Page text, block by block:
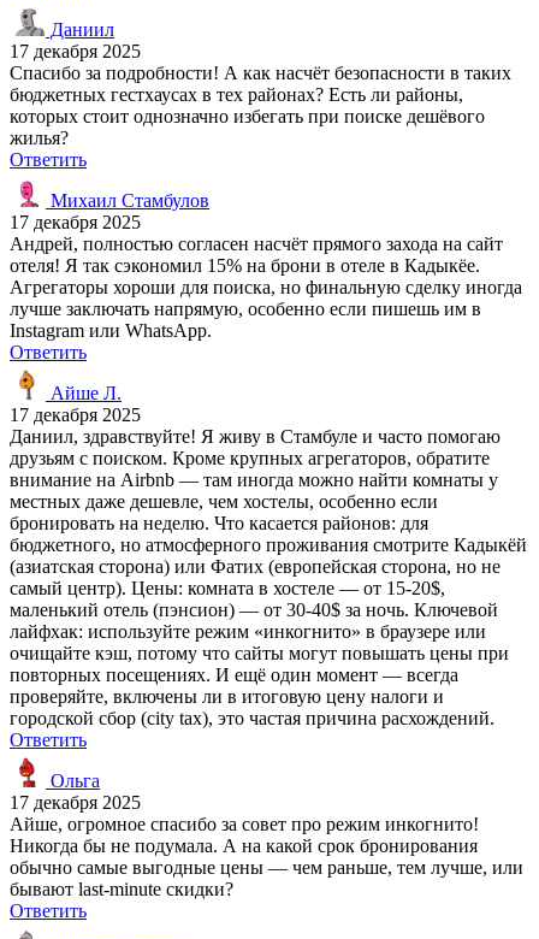
Даниил
17 декабря 2025
Спасибо за подробности! А как насчёт безопасности в таких
бюджетных гестхаусах в тех районах? Есть ли районы,
которых стоит однозначно избегать при поиске дешёвого
жилья?
Ответить
Михаил Стамбулов
17 декабря 2025
Андрей, полностью согласен насчёт прямого захода на сайт
отеля! Я так сэкономил 15% на брони в отеле в Кадыкёе.
Агрегаторы хороши для поиска, но финальную сделку иногда
лучше заключать напрямую, особенно если пишешь им в
Instagram или WhatsApp.
Ответить
Айше Л.
17 декабря 2025
Даниил, здравствуйте! Я живу в Стамбуле и часто помогаю
друзьям с поиском. Кроме крупных агрегаторов, обратите
внимание на Airbnb — там иногда можно найти комнаты у
местных даже дешевле, чем хостелы, особенно если
бронировать на неделю. Что касается районов: для
бюджетного, но атмосферного проживания смотрите Кадыкёй
(азиатская сторона) или Фатих (европейская сторона, но не
самый центр). Цены: комната в хостеле — от 15-20$,
маленький отель (пэнсион) — от 30-40$ за ночь. Ключевой
лайфхак: используйте режим «инкогнито» в браузере или
очищайте кэш, потому что сайты могут повышать цены при
повторных посещениях. И ещё один момент — всегда
проверяйте, включены ли в итоговую цену налоги и
городской сбор (city tax), это частая причина расхождений.
Ответить
Ольга
17 декабря 2025
Айше, огромное спасибо за совет про режим инкогнито!
Никогда бы не подумала. А на какой срок бронирования
обычно самые выгодные цены — чем раньше, тем лучше, или
бывают last-minute скидки?
Ответить